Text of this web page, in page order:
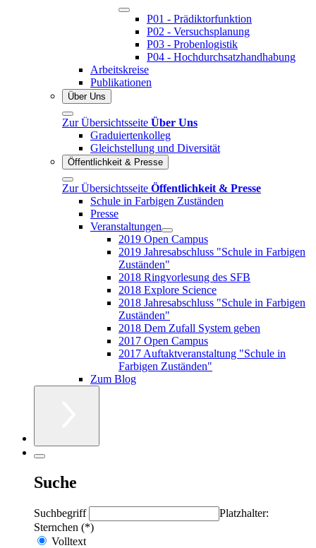
P01 - Prädiktorfunktion
P02 - Versuchsplanung
P03 - Probenlogistik
P04 - Hochdurchsatzhandhabung
Arbeitskreise
Publikationen
Über Uns
Zur Übersichtsseite Über Uns
Graduiertenkolleg
Gleichstellung und Diversität
Öffentlichkeit & Presse
Zur Übersichtsseite Öffentlichkeit & Presse
Schule in Farbigen Zuständen
Presse
Veranstaltungen
2019 Open Campus
2019 Jahresabschluss "Schule in Farbigen
Zuständen"
2018 Ringvorlesung des SFB
2018 Explore Science
2018 Jahresabschluss "Schule in Farbigen
Zuständen"
2018 Dem Zufall System geben
2017 Open Campus
2017 Auftaktveranstaltung "Schule in
Farbigen Zuständen"
Zum Blog
Suche
Suchbegriff
Platzhalter:
Sternchen (*)
Volltext